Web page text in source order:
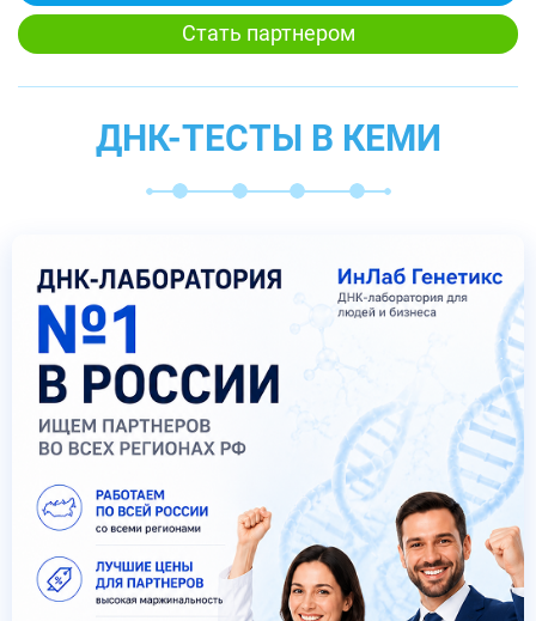
Стать партнером
ДНК-ТЕСТЫ В КЕМИ